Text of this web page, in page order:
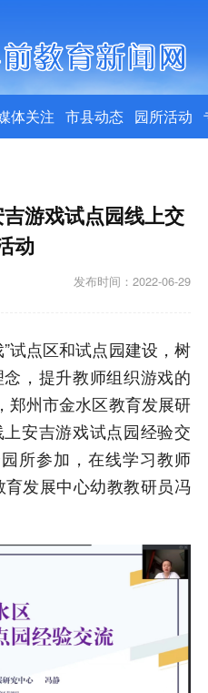
体关注 市县动态 园所活动
游戏试点园线上交
动
发布时间：2022-06-29
试点区和试点园建设，树
，提升教师组织游戏的
郑州市金水区教育发展研
安吉游戏试点园经验交
所参加，在线学习教师
育发展中心幼教教研员冯